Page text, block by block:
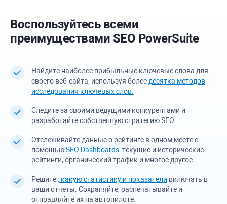
Воспользуйтесь всеми
преимуществами SEO PowerSuite
Найдите наиболее прибыльные ключевые слова для
своего веб-сайта, используя более десятка методов
исследования ключевых слов.
Следите за своими ведущими конкурентами и
разработайте собственную стратегию SEO.
Отслеживайте данные о рейтинге в одном месте с
помощьюSEO Dashboards: текущие и исторические
рейтинги, органический трафик и многое другое.
Решите, какую статистику и показатели включать в
ваши отчеты. Сохраняйте, распечатывайте и
отправляйте их на автопилоте.